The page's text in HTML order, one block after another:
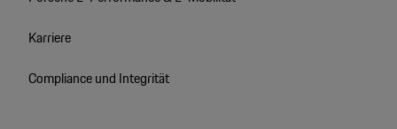
Karriere
Compliance und Integrität